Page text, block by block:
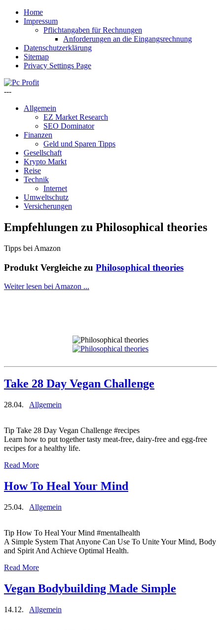
Home
Impressum
Pflichtangaben für Rechnungen
Anforderungen an die Eingangsrechnung
Datenschutzerklärung
Sitemap
Privacy Settings Page
---
Allgemein
EZ Market Research
SEO Dominator
Finanzen
Geld und Sparen Tipps
Gesellschaft
Krypto Markt
Reise
Technik
Internet
Umweltschutz
Versicherungen
Empfehlungen zu Philosophical theories
Tipps bei Amazon
Produkt Vergleiche zu Philosophical theories
Weiter lesen bei Amazon ...
Take 28 Day Vegan Challenge
28.04. Allgemein
Tip Take 28 Day Vegan Challenge #recipes
Learn how to put together tasty meat-free, dairy-free and egg-free
recipes for a healthy life.
Read More
How To Heal Your Mind
25.04. Allgemein
Tip How To Heal Your Mind #mentalhealth
A Simple System That Anyone Can Use To Unite Your Mind, Body
and Spirit And Achieve Optimal Health.
Read More
Vegan Bodybuilding Made Simple
14.12. Allgemein